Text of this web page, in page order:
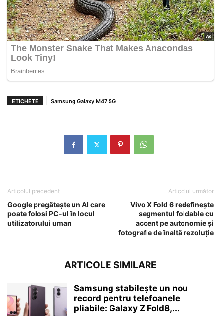
ETICHETE Samsung Galaxy M47 5G
Articolul precedent
Google pregătește un AI care
poate folosi PC-ul în locul
utilizatorului uman
Articolul următor
Vivo X Fold 6 redefinește
segmentul foldable cu
accent pe autonomie și
fotografie de înaltă rezoluție
ARTICOLE SIMILARE
Samsung stabilește un nou
record pentru telefoanele
pliabile: Galaxy Z Fold8,...